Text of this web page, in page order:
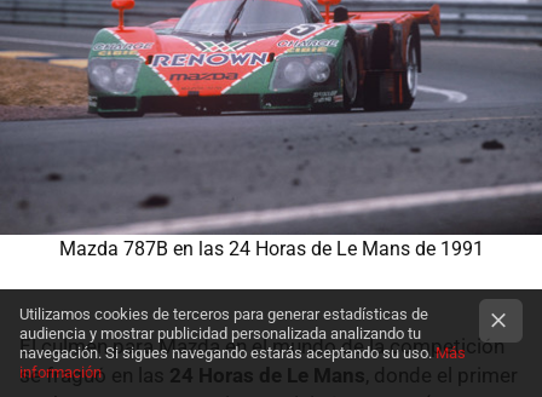
Mazda 787B en las 24 Horas de Le Mans de 1991
El culmen para Mazda en el mundo de la competición
se fraguó en las 24 Horas de Le Mans, donde el primer
Utilizamos cookies de terceros para generar estadísticas de
audiencia y mostrar publicidad personalizada analizando tu
navegación. Si sigues navegando estarás aceptando su uso.Más
información